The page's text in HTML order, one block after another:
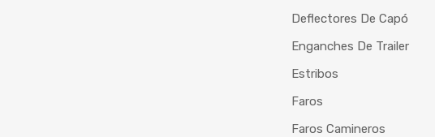
Deflectores De Capó
Enganches De Trailer
Estribos
Faros
Faros Camineros